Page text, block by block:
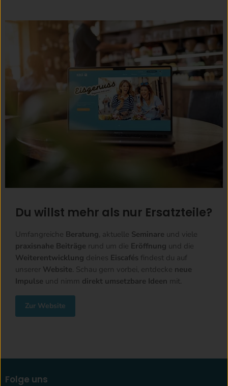
Du willst mehr als nur Ersatzteile?
Umfangreiche Beratung, aktuelle Seminare und viele
praxisnahe Beiträge rund um die Eröffnung und die
Weiterentwicklung deines Eiscafés findest du auf
unserer Website. Schau gern vorbei, entdecke neue
Impulse und nimm direkt umsetzbare Ideen mit.
Zur Website
Folge uns